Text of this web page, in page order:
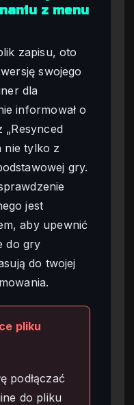
z menu
zapisu, oto
swojego
dla
informował o
„Resynced
nie tylko z
gry.
jest
aby upewnić
do gry
do twojej
pliku
podłączać
do pliku